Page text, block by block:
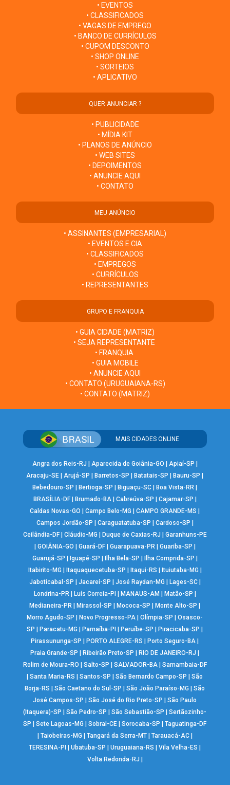
• EVENTOS
• CLASSIFICADOS
• VAGAS DE EMPREGO
• BANCO DE CURRÍCULOS
• CUPOM DESCONTO
• SHOP ONLINE
• SORTEIOS
• APLICATIVO
QUER ANUNCIAR ?
• PUBLICIDADE
• MÍDIA KIT
• PLANOS DE ANÚNCIO
• WEB SITES
• DEPOIMENTOS
• ANUNCIE AQUI
• CONTATO
MEU ANÚNCIO
• ASSINANTES (EMPRESARIAL)
• EVENTOS E CIA
• CLASSIFICADOS
• EMPREGOS
• CURRÍCULOS
• REPRESENTANTES
GRUPO E FRANQUIA
• GUIA CIDADE (MATRIZ)
• SEJA REPRESENTANTE
• FRANQUIA
• GUIA MOBILE
• ANUNCIE AQUI
• CONTATO (URUGUAIANA-RS)
• CONTATO (MATRIZ)
MAIS CIDADES ONLINE
Angra dos Reis-RJ Aparecida de Goiânia-GO Apiaí-SP
Aracaju-SE |Arujá-SP Barretos-SP Batatais-SP Bauru-SP
Bebedouro-SP
Bertioga-SP Biguaçu-SC Boa Vista-RR
BRASÍLIA-DF| Brumado-BA| Cabreúva-SP Cajamar-SP
Caldas Novas-GO
|Campo Belo-MG |CAMPO GRANDE-MS
Campos Jordão-SP
Caraguatatuba-SP Cardoso-SP
Ceilândia-DF| Cláudio-MG Duque de Caxias-RJ
Garanhuns-PE
GOIÂNIA-GO Guará-DF| Guarapuava-PR| Guariba-SP
Guarujá-SP
Iguapé-SP Ilha Bela-SP Ilha Comprida-SP
Itabirito-MG
Itaquaquecetuba-SP Itaqui-RS Ituiutaba-MG
Jaboticabal-SP
Jacareí-SP José Raydan-MG Lages-SC|
Londrina-PR| Luís Correia-PI MANAUS-AM Matão-SP
Medianeira-PR
Mirassol-SP Mococa-SP Monte Alto-SP
Morro Agudo-SP
Novo Progresso-PA |Olímpia-SP |Osasco-
SP
Paracatu-MG Parnaíba-PI Peruíbe-SP Piracicaba-SP
Pirassununga-SP
PORTO ALEGRE-RS Porto Seguro-BA
Praia Grande-SP
Ribeirão Preto-SP RIO DE JANEIRO-RJ
Rolim de Moura-RO
Salto-SP SALVADOR-BA| Samambaia-DF
|Santa Maria-RS |Santos-SP |São Bernardo Campo-SP |São
Borja-RS
|São Caetano do Sul-SP |São João Paraíso-MG |São
José Campos-SP
|São José do Rio Preto-SP |São Paulo
(Itaquera)-SP
|São Pedro-SP |São Sebastião-SP |Sertãozinho-
SP
|Sete Lagoas-MG |Sobral-CE |Sorocaba-SP |Taguatinga-DF
Taiobeiras-MG Tangará da Serra-MT| Tarauacá-AC|
TERESINA-PI
|Ubatuba-SP |Uruguaiana-RS |Vila Velha-ES
Volta Redonda-RJ